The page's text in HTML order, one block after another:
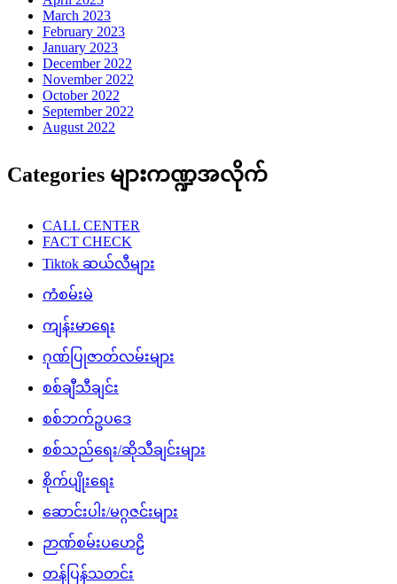
March 2023
February 2023
January 2023
December 2022
November 2022
October 2022
September 2022
August 2022
Categories များကဏ္ဍအလိုက်
CALL CENTER
FACT CHECK
Tiktok ဆယ်လီများ
ကံစမ်းမဲ
ကျန်းမာရေး
ဂုဏ်ပြုဇာတ်လမ်းများ
စစ်ချီသီချင်း
စစ်ဘက်ဥပဒေ
စစ်သည်ရေး/ဆိုသီချင်းများ
စိုက်ပျိုးရေး
ဆောင်းပါး/မဂ္ဂဇင်းများ
ဉာဏ်စမ်းပဟေဠိ
တန်ပြန်သတင်း